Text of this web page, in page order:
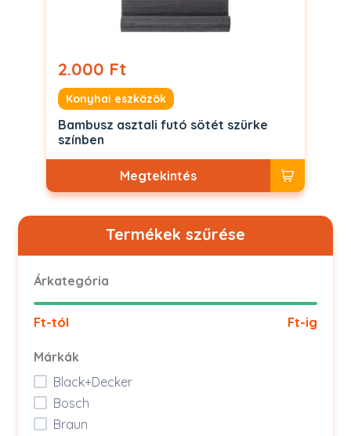
2.000 Ft
Konyhai eszközök
Bambusz asztali futó sötét szürke
színben
Megtekintés
Termékek szűrése
Árkategória
Ft-tól Ft-ig
Márkák
Black+Decker
Bosch
Braun